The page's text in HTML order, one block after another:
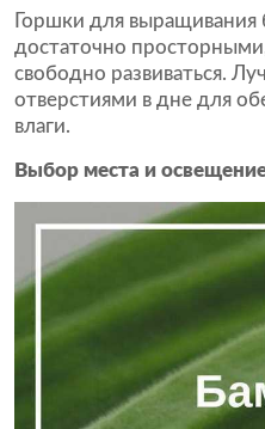
Горшки для
достаточно
свободно развиваться.
отверстиями в дне для
влаги.
Выбор места и